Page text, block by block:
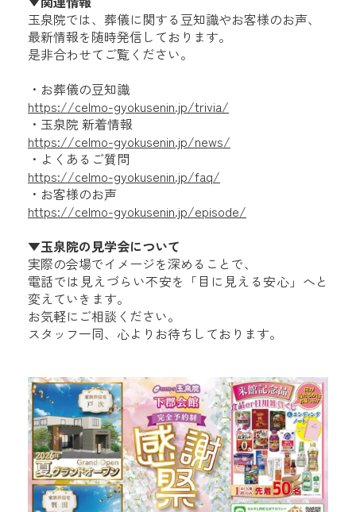
玉泉院では、葬儀に関する豆知識やお客様のお声、
最新情報を随時発信しております。
是非合わせてご覧ください。
・お葬儀の豆知識
https://celmo-gyokusenin.jp/trivia/
・玉泉院 新着情報
https://celmo-gyokusenin.jp/news/
・よくあるご質問
https://celmo-gyokusenin.jp/faq/
・お客様のお声
https://celmo-gyokusenin.jp/episode/
▼玉泉院の見学会について
実際の会場でイメージを深めることで、
電話では見えづらい不安を「目に見える安心」へと
変えていきます。
お気軽にご相談ください。
スタッフ一同、心よりお待ちしております。